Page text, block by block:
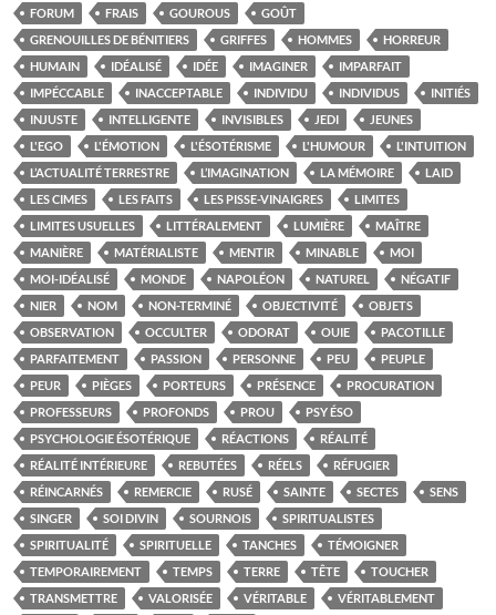
FORUM FRAIS GOUROUS
GOÛT
GRENOUILLES DE BÉNITIERS
GRIFFES HOMMES
HORREUR
HUMAIN
IDÉALISÉ IDÉE IMAGINER
IMPARFAIT
IMPÉCCABLE
INACCEPTABLE INDIVIDU INDIVIDUS
INITIÉS
INJUSTE
INTELLIGENTE INVISIBLES JEDI
JEUNES
L'EGO
L'ÉMOTION L'ÉSOTÉRISME L'HUMOUR
L'INTUITION
L’ACTUALITÉ TERRESTRE
L’IMAGINATION LA MÉMOIRE
LAID
LES CIMES
LES FAITS LES PISSE-VINAIGRES
LIMITES
LIMITES USUELLES
LITTÉRALEMENT LUMIÈRE
MAÎTRE
MANIÈRE
MATÉRIALISTE MENTIR MINABLE
MOI
MOI-IDÉALISÉ
MONDE NAPOLÉON NATUREL
NÉGATIF
NIER
NOM NON-TERMINÉ OBJECTIVITÉ
OBJETS
OBSERVATION
OCCULTER ODORAT OUIE
PACOTILLE
PARFAITEMENT
PASSION PERSONNE PEU
PEUPLE
PEUR
PIÈGES PORTEURS PRÉSENCE
PROCURATION
PROFESSEURS
PROFONDS PROU
PSY ÉSO
PSYCHOLOGIE ÉSOTÉRIQUE
RÉACTIONS
RÉALITÉ
RÉALITÉ INTÉRIEURE
REBUTÉES RÉELS
RÉFUGIER
RÉINCARNÉS
REMERCIE RUSÉ SAINTE SECTES
SENS
SINGER
SOI DIVIN SOURNOIS
SPIRITUALISTES
SPIRITUALITÉ
SPIRITUELLE TANCHES
TÉMOIGNER
TEMPORAIREMENT
TEMPS TERRE TÊTE
TOUCHER
TRANSMETTRE
VALORISÉE VÉRITABLE
VÉRITABLEMENT